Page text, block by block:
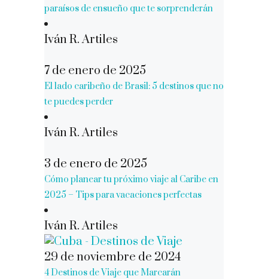
paraísos de ensueño que te sorprenderán
Iván R. Artiles
7 de enero de 2025
El lado caribeño de Brasil: 5 destinos que no
te puedes perder
Iván R. Artiles
3 de enero de 2025
Cómo planear tu próximo viaje al Caribe en
2025 – Tips para vacaciones perfectas
Iván R. Artiles
29 de noviembre de 2024
4 Destinos de Viaje que Marcarán